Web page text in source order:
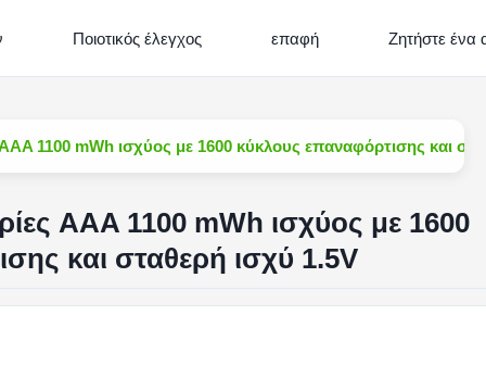
Ποιοτικός έλεγχος επαφή Ζητήστε
1100 mWh ισχύος με 1600 κύκλους επαναφόρτισης και
AAA 1100 mWh ισχύος με 1600
και σταθερή ισχύ 1.5V